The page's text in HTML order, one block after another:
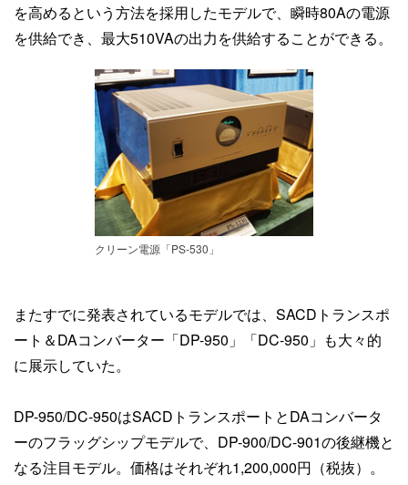
を高めるという方法を採用したモデルで、瞬時80Aの電源
を供給でき、最大510VAの出力を供給することができる。
クリーン電源「PS-530」
またすでに発表されているモデルでは、SACDトランスポ
ート＆DAコンバーター「DP-950」「DC-950」も大々的
に展示していた。
DP-950/DC-950はSACDトランスポートとDAコンバータ
ーのフラッグシップモデルで、DP-900/DC-901の後継機と
なる注目モデル。価格はそれぞれ1,200,000円（税抜）。